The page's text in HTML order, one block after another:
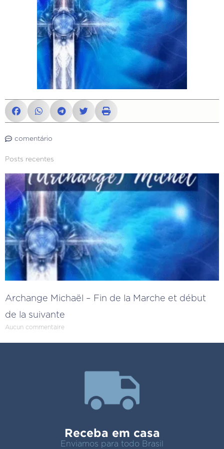
comentário
Posts recentes
Archange Michaël – Fin de la Marche et début
de la suivante
Aucun commentaire
Receba em casa
Enviamos para todo Brasil